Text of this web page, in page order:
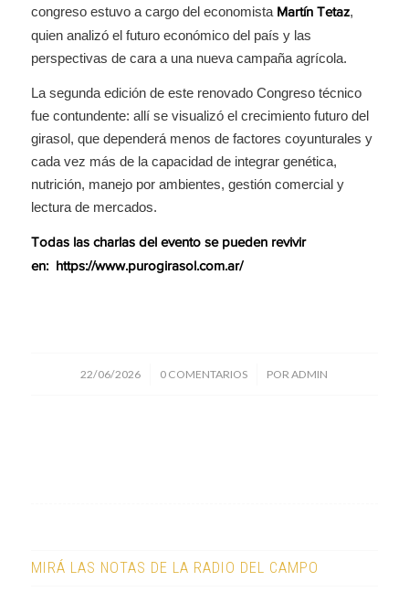
congreso estuvo a cargo del economista Martín Tetaz,
quien analizó el futuro económico del país y las
perspectivas de cara a una nueva campaña agrícola.
La segunda edición de este renovado Congreso técnico
fue contundente: allí se visualizó el crecimiento futuro del
girasol, que dependerá menos de factores coyunturales y
cada vez más de la capacidad de integrar genética,
nutrición, manejo por ambientes, gestión comercial y
lectura de mercados.
Todas las charlas del evento se pueden revivir
en:
https://www.purogirasol.com.ar/
22/06/2026
/ 0 COMENTARIOS
/ PORADMIN
MIRÁ LAS NOTAS DE LA RADIO DEL CAMPO